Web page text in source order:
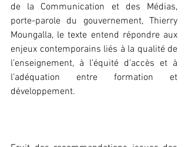
de la Communication et des Médias,
porte-parole du gouvernement, Thierry
Moungalla, le texte entend répondre aux
enjeux contemporains liés à la qualité de
l’enseignement, à l’équité d’accès et à
l’adéquation entre formation et
développement.